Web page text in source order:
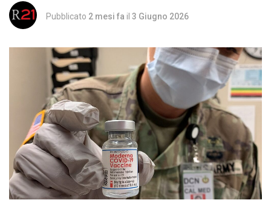
Pubblicato 2 mesi fa il 3 Giugno 2026